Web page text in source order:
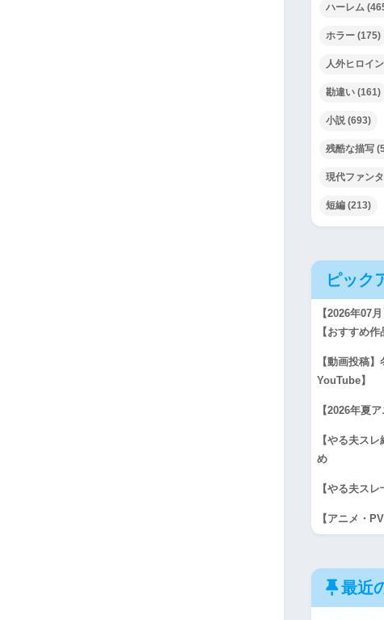
ハーレム
ホラー (175)
人外ヒロイン
勘違い (161)
小説(693)
残酷な描写
現代ファン
短編 (213)
ピック
【2026年07
【おすすめ作
【動画投稿
YouTube】
【2026年夏
【やる夫ス
め
【やる夫ス
【アニメ・
最近